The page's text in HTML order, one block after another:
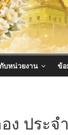
บหน่วยงาน ข้อ
ง ประ